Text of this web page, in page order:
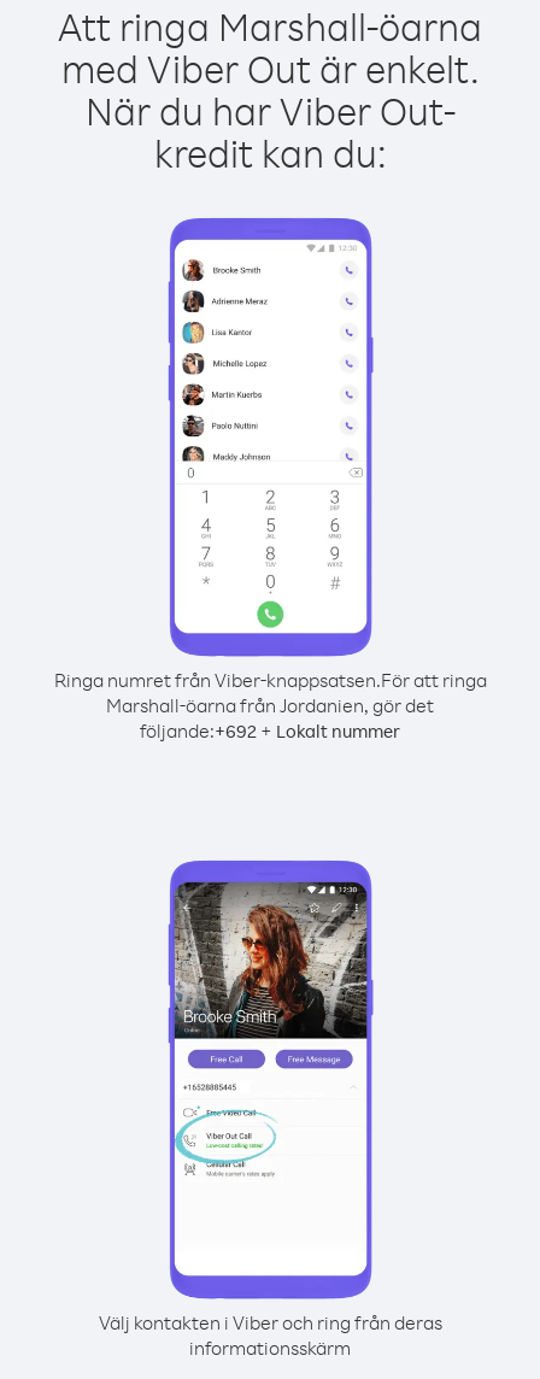
Att ringa Marshall-öarna
med Viber Out är enkelt.
När du har Viber Out-
kredit kan du:
Ringa numret från Viber-knappsatsen.För att ringa
Marshall-öarna från Jordanien, gör det
följande:+692 + Lokalt nummer
Välj kontakten i Viber och ring från deras
informationsskärm